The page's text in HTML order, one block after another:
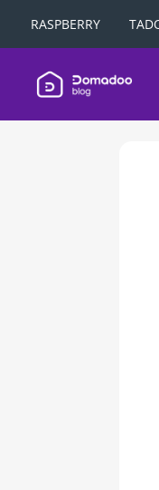
RASPBERRY